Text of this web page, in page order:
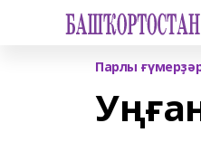
Парлы